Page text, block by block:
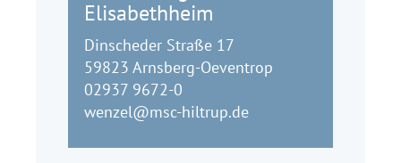
Elisabethheim
Dinscheder Straße 17
59823 Arnsberg-Oeventrop
02937 9672-0
wenzel@msc-hiltrup.de